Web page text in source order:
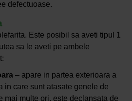
defectuoase.
Este posibil sa aveti tipul 1
sa le aveti pe ambele
– apare in partea exterioara a
in care sunt atasate genele de
mai multe ori, este declansata de